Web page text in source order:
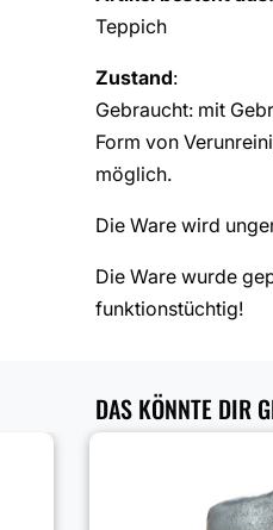
Teppich
Zustand:
Gebraucht: mit
Form von
möglich.
Die Ware wird
Die Ware wurde
funktionstüchtig!
DAS KÖNNTE DIR